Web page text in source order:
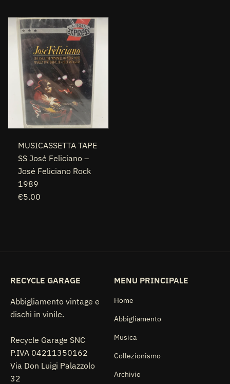
MUSICASSETTA TAPE
SS José Feliciano –
José Feliciano Rock
1989
€5.00
RECYCLE GARAGE
Abbigliamento vintage e
dischi in vinile.
Recycle Garage SNC
P.IVA 04211350162
Via Don Luigi Palazzolo
32
MENU PRINCIPALE
Home
Abbigliamento
Musica
Collezionismo
Archivio